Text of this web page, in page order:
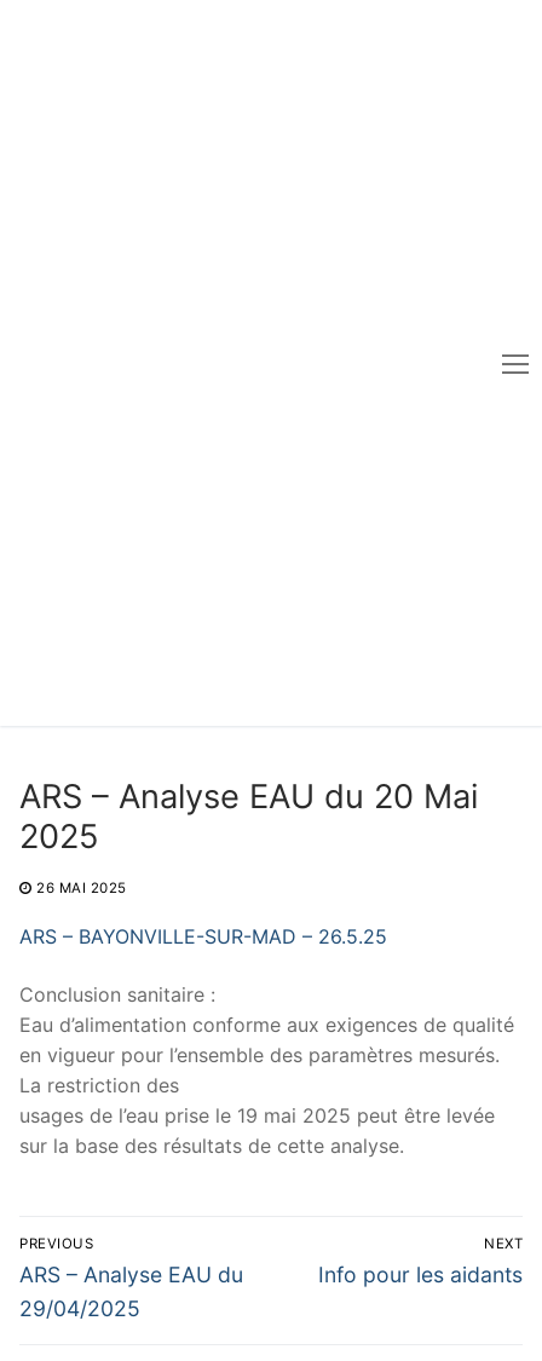
ARS – Analyse EAU du 20 Mai
2025
26 MAI 2025
ARS – BAYONVILLE-SUR-MAD – 26.5.25
Conclusion sanitaire :
Eau d’alimentation conforme aux exigences de qualité
en vigueur pour l’ensemble des paramètres mesurés.
La restriction des
usages de l’eau prise le 19 mai 2025 peut être levée
sur la base des résultats de cette analyse.
Navigation
de
l’article
PREVIOUS
Previous
post:
ARS – Analyse EAU du
29/04/2025
NEXT
Next
Info pour les aidants